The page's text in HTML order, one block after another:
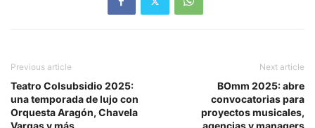
Previous article
Teatro Colsubsidio 2025:
una temporada de lujo con
Orquesta Aragón, Chavela
Next article
BOmm 2025: abre
convocatorias para
proyectos musicales,